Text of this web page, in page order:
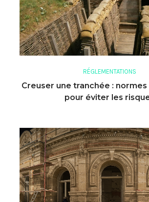
RÉGLEMENTATIONS
Creuser une tranchée :
pour éviter les